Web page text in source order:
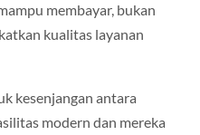
membayar, bukan
kualitas layanan
kesenjangan antara
modern dan mereka